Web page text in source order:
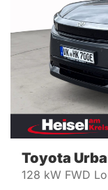
Toyota
128 kW FWD